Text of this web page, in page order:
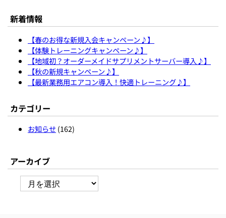
新着情報
【春のお得な新規入会キャンペーン♪】
【体験トレーニングキャンペーン♪】
【地域初？オーダーメイドサプリメントサーバー導入♪】
【秋の新規キャンペーン♪】
【最新業務用エアコン導入！快適トレーニング♪】
カテゴリー
お知らせ(162)
アーカイブ
ー